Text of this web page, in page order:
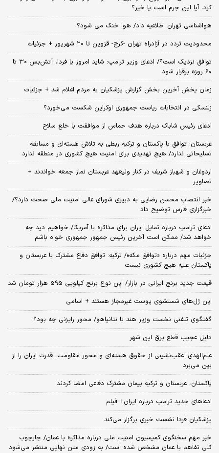
کرد، آیا این جرم است یا خیر؟
هواشناسی تهران اطلاعیه داد/ هوا خنک می شود؟
محدودیت تردد در آزادراه تهران -کرج- قزوین تا ۲۰ شهریور + جزئیات
توافق نزدیک است؟/ ادعای وزیر ترامپ: شاید امروز یا فردا، آتش‌بس ۳۰ تا
۶۰ روزه برقرار شود
زمان پخش آخرین بخش گزارش پزشکیان به مردم اعلام شد + جزئیات
زلنسکی در انتخابات ریاست جمهوری اوکراین شکست می‌خورد؟
ادعای رئیس شاباک درباره هدف حماس از موافقت با خلع سلاح
عربستان: توافق با پاکستان و ترکیه ربطی به تلاش هسته‌ای و مسابقه
تسلیحاتی ندارد/ هیچ تهدیدی برای امنیت هیچ کشوری در منطقه ندارد
اردوغان و شهباز شریف در کنار ولیعهد عربستان نماز جمعه خواندند +
تصاویر
خبر انتصاب محسن رضایی به دبیری شورای عالی امنیت ملی صحت دارد؟/
خبرگزاری فارس توضیح داد
ادعای ترامپ درباره تمایل ایران برای مذاکره با آمریکا/ خواهیم دید چه
خواهد شد/ ممکن است آخرین رئیس‌ جمهور جمهوری خواه باشم
جزئیات مهم درباره «توافق مکه»/ ترکیه‌: توافق دفاع مشترک با عربستان و
پاکستان علیه هیچ کشوری نیست
قیمت جدید برنج ایرانی در بازار/ این نوع برنج کیلویی 595 هزار تومان شد
این ژل‌های شستشوی پوست غیرمجاز هستند + اسامی
گفتگوی تلفنی نخست وزیر هند با نتانیاهو/ محور رایزنی چه بود؟
دلیل عجیب قطع برق این شهر
علم‌الهدی: عقب‌نشینی از حقوق هسته‌ای و محور مقاومت، قدرت ایران را از
بین می‌برد
پاکستان، عربستان و ترکیه پیمان مشترک دفاعی امضا کردند
ادعاهای جدید ترامپ درباره ایران+ فیلم
پزشکیان فردا نشست خبری برگزار می‌کند
خبر مهم سخنگوی کمیسیون امنیت ملی درباره مذاکره با عمان/ چارچوب
کلی تفاهم با عمان مشخص شده است/ به زودی متن نهایی منتشر می‌شود